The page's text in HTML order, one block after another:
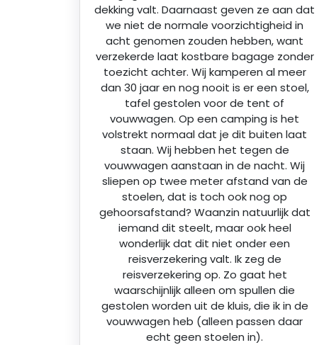
dekking valt. Daarnaast geven ze aan dat
we niet de normale voorzichtigheid in
acht genomen zouden hebben, want
verzekerde laat kostbare bagage zonder
toezicht achter. Wij kamperen al meer
dan 30 jaar en nog nooit is er een stoel,
tafel gestolen voor de tent of
vouwwagen. Op een camping is het
volstrekt normaal dat je dit buiten laat
staan. Wij hebben het tegen de
vouwwagen aanstaan in de nacht. Wij
sliepen op twee meter afstand van de
stoelen, dat is toch ook nog op
gehoorsafstand? Waanzin natuurlijk dat
iemand dit steelt, maar ook heel
wonderlijk dat dit niet onder een
reisverzekering valt. Ik zeg de
reisverzekering op. Zo gaat het
waarschijnlijk alleen om spullen die
gestolen worden uit de kluis, die ik in de
vouwwagen heb (alleen passen daar
echt geen stoelen in).